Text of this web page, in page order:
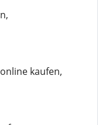
kaufen,